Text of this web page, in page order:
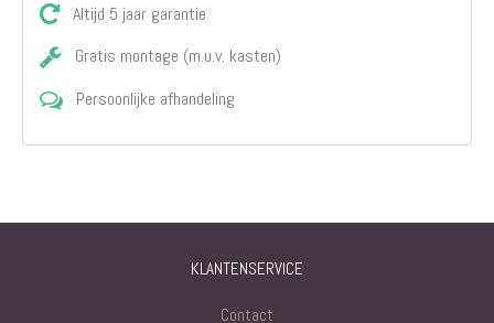
Altijd 5 jaar garantie
Gratis montage (m.u.v. kasten)
Persoonlijke afhandeling
KLANTENSERVICE
Contact